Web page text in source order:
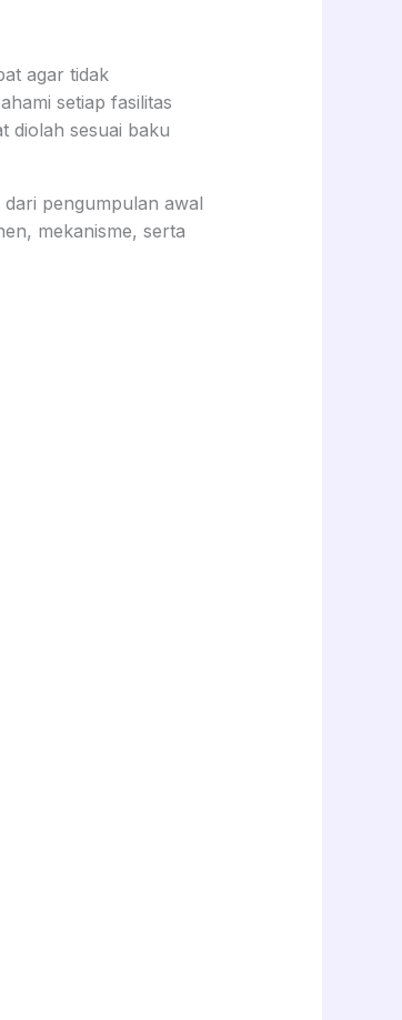
agar tidak
setiap fasilitas
diolah sesuai baku
pengumpulan awal
mekanisme, serta